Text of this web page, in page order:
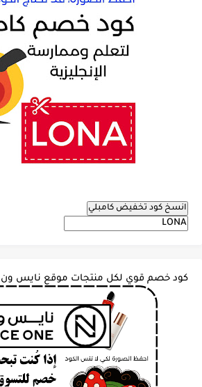
انسخ كود تخفيض كامبلي
كود خصم قوي لكل منتجات موقع نايس ون Nice One